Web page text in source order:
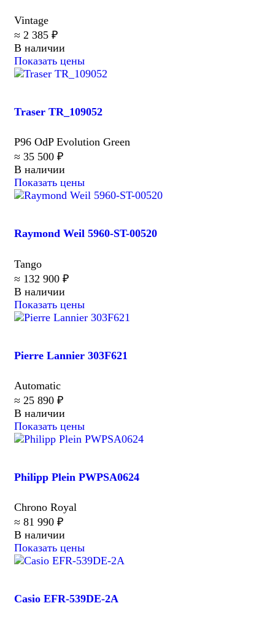
Vintage
≈ 2 385 ₽
В наличии
Показать цены
Traser TR_109052
P96 OdP Evolution Green
≈ 35 500 ₽
В наличии
Показать цены
Raymond Weil 5960-ST-00520
Tango
≈ 132 900 ₽
В наличии
Показать цены
Pierre Lannier 303F621
Automatic
≈ 25 890 ₽
В наличии
Показать цены
Philipp Plein PWPSA0624
Chrono Royal
≈ 81 990 ₽
В наличии
Показать цены
Casio EFR-539DE-2A